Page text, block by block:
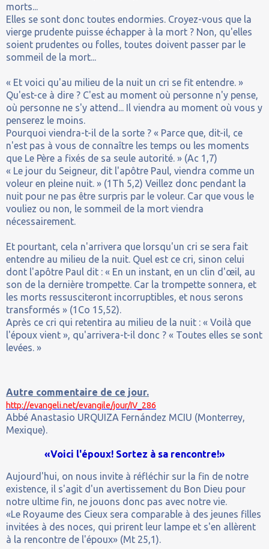
morts...
Elles se sont donc toutes endormies. Croyez-vous que la
vierge prudente puisse échapper à la mort ? Non, qu'elles
soient prudentes ou folles, toutes doivent passer par le
sommeil de la mort...
« Et voici qu'au milieu de la nuit un cri se fit entendre. »
Qu'est-ce à dire ? C'est au moment où personne n'y pense,
où personne ne s'y attend... Il viendra au moment où vous y
penserez le moins.
Pourquoi viendra-t-il de la sorte ? « Parce que, dit-il, ce
n'est pas à vous de connaître les temps ou les moments
que Le Père a fixés de sa seule autorité. » (Ac 1,7)
« Le jour du Seigneur, dit l'apôtre Paul, viendra comme un
voleur en pleine nuit. » (1Th 5,2) Veillez donc pendant la
nuit pour ne pas être surpris par le voleur. Car que vous le
vouliez ou non, le sommeil de la mort viendra
nécessairement.
Et pourtant, cela n'arrivera que lorsqu'un cri se sera fait
entendre au milieu de la nuit. Quel est ce cri, sinon celui
dont l'apôtre Paul dit : « En un instant, en un clin d'œil, au
son de la dernière trompette. Car la trompette sonnera, et
les morts ressusciteront incorruptibles, et nous serons
transformés » (1Co 15,52).
Après ce cri qui retentira au milieu de la nuit : « Voilà que
l'époux vient », qu'arrivera-t-il donc ? « Toutes elles se sont
levées. »
Autre commentaire de ce jour.
http://evangeli.net/evangile/jour/IV_286
Abbé Anastasio URQUIZA Fernández MCIU (Monterrey,
Mexique).
«Voici l'époux! Sortez à sa rencontre!»
Aujourd'hui, on nous invite à réfléchir sur la fin de notre
existence, il s'agit d'un avertissement du Bon Dieu pour
notre ultime fin, ne jouons donc pas avec notre vie.
«Le Royaume des Cieux sera comparable à des jeunes filles
invitées à des noces, qui prirent leur lampe et s'en allèrent
à la rencontre de l'époux» (Mt 25,1).